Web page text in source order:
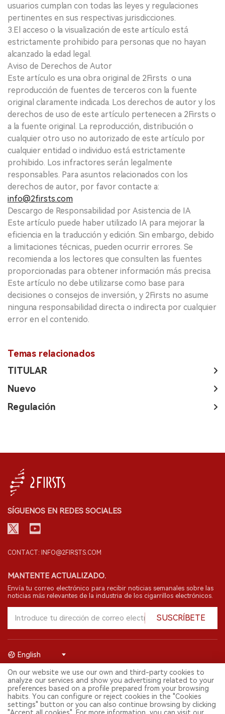
usuarios cumplan con todas las leyes y regulaciones
pertinentes en sus respectivas jurisdicciones.
3.El acceso o la visualización de este artículo está
estrictamente prohibido para personas que no hayan
alcanzado la edad legal.
Aviso de Derechos de Autor
Este artículo es una obra original de 2Firsts o una
reproducción de fuentes de terceros con la fuente
original claramente indicada. Los derechos de autor y los
derechos de uso de este artículo pertenecen a 2Firsts o
a la fuente original. La reproducción, distribución o
cualquier otro uso no autorizado de este artículo por
cualquier entidad o individuo está estrictamente
prohibido. Los infractores serán legalmente
responsables. Para asuntos relacionados con los
derechos de autor, por favor contacte a:
info@2firsts.com
Descargo de Responsabilidad por Asistencia de IA
Este artículo puede haber utilizado IA para mejorar la
eficiencia en la traducción y edición. Sin embargo, debido
a limitaciones técnicas, pueden ocurrir errores. Se
recomienda a los lectores que consulten las fuentes
proporcionadas para obtener información más precisa.
Este artículo no debe utilizarse como base para
decisiones o consejos de inversión, y 2Firsts no asume
ninguna responsabilidad directa o indirecta por cualquier
error en el contenido.
Temas relacionados
TITULAR
Nuevo
Regulación
SÍGUENOS EN REDES SOCIALES
CONTACT: INFO@2FIRSTS.COM
MANTENTE ACTUALIZADO.
Envía tu correo electrónico para recibir noticias semanales sobre las
noticias más relevantes de la industria de los cigarrillos electrónicos.
SUSCRÍBETE
© 2026 Shenzhen 2FIRSTS Technology Co.,Ltd. Todos los derechos
reservados.
2FIRSTS solo es accesible para profesionales de la industria,
investigadores, medios y otros profesionales. El acceso por menores
está prohibido.
English
On our website we use our own and third-party cookies to
analyze our services and show you advertising related to your
preferences based on a profile prepared from your browsing
habits. You can configure or reject cookies in the "Cookies
settings" button or you can also continue browsing by clicking